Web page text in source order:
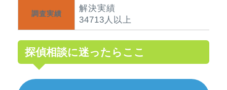
調査実績
解決実績
34713人以上
探偵相談に迷ったらここ